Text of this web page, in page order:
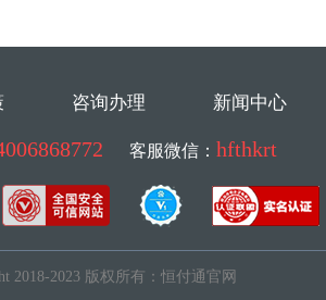
咨询办理 新闻中心
客服微信： hfthkrt
2018-2023 版权所有：恒付通官网